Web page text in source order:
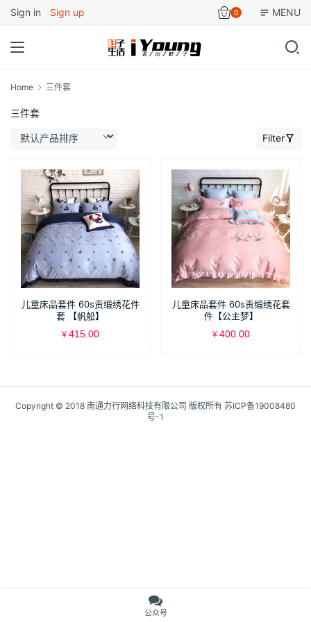
Sign in Sign up 0 MENU
Home 三件套
三件套
Filter
儿童床品套件 60s贡缎绣花件
套 【帆船】
¥ 415.00
儿童床品套件 60s贡缎绣花套
件【公主梦】
¥ 400.00
Copyright © 2018 南通力行网络科技有限公司 版权所有 苏ICP备19008480
号-1
公众号